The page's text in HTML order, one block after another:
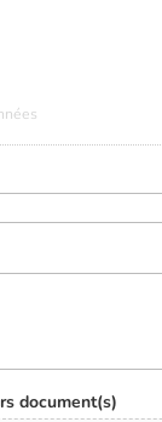
document(s)